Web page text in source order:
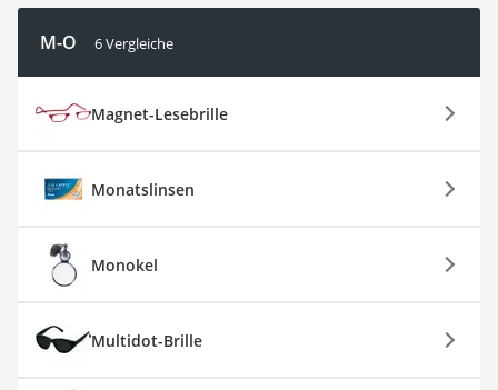
M-O 6 Vergleiche
Magnet-Lesebrille
Monatslinsen
Monokel
Multidot-Brille